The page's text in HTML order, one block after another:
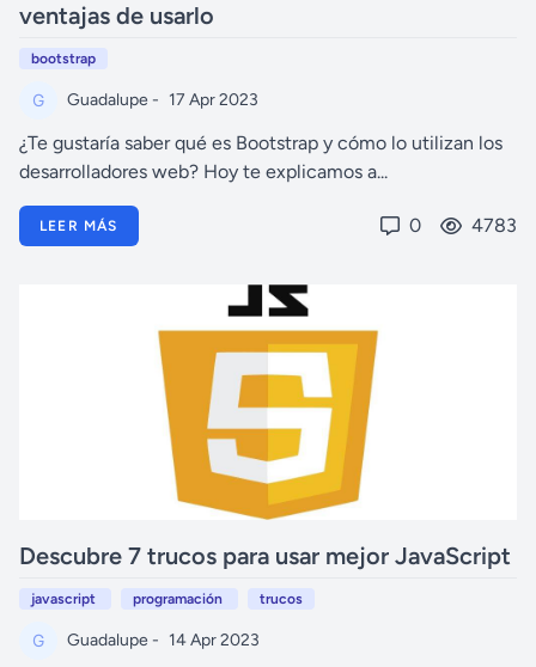
ventajas de usarlo
bootstrap
Guadalupe - 17 Apr 2023
¿Te gustaría saber qué es Bootstrap y cómo lo utilizan los
desarrolladores web? Hoy te explicamos a...
LEER MÁS 0 4783
Descubre 7 trucos para usar mejor JavaScript
javascript programación trucos
Guadalupe - 14 Apr 2023